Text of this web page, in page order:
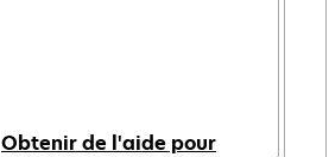
Obtenir de l'aide pour